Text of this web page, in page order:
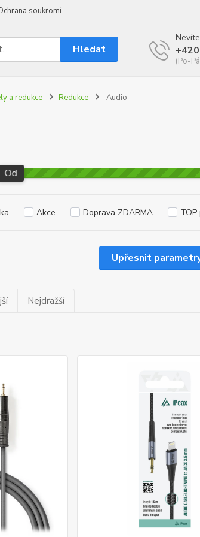
soukromí
Hledat
(Po-
a redukce Redukce Audio
Upřesnit
Od
Akce Doprava ZDARMA
Nejdražší